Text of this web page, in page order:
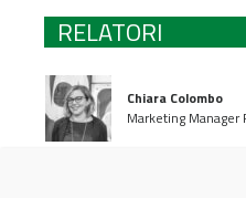
RELATORI
Chiara Colombo
Marketing Manager